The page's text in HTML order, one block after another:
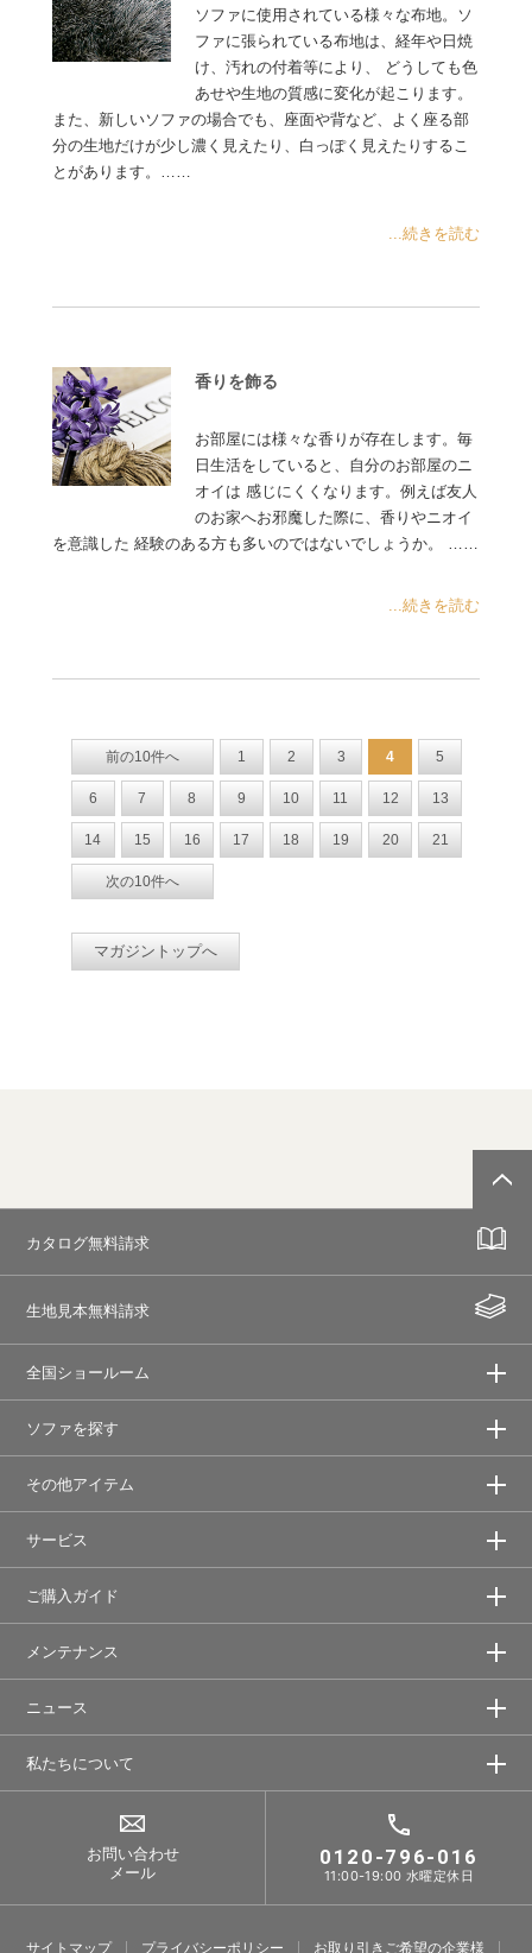
ソファに使用されている様々な布地。ソ
ファに張られている布地は、経年や日焼
け、汚れの付着等により、 どうしても色
あせや生地の質感に変化が起こります。
また、新しいソファの場合でも、座面や背など、よく座る部
分の生地だけが少し濃く見えたり、白っぽく見えたりするこ
とがあります。……
...続きを読む
香りを飾る
お部屋には様々な香りが存在します。毎
日生活をしていると、自分のお部屋のニ
オイは 感じにくくなります。例えば友人
のお家へお邪魔した際に、香りやニオイ
を意識した 経験のある方も多いのではないでしょうか。 ……
...続きを読む
前の10件へ 1 2 3 4 5
6 7 8 9 10 11 12 13
14 15 16 17 18 19 20 21
次の10件へ
マガジントップへ
カタログ無料請求
生地見本無料請求
全国ショールーム
ソファを探す
その他アイテム
サービス
ご購入ガイド
メンテナンス
ニュース
私たちについて
お問い合わせ
メール
0120-796-016
11:00-19:00 水曜定休日
サイトマップ プライバシーポリシー お取り引きご希望の企業様